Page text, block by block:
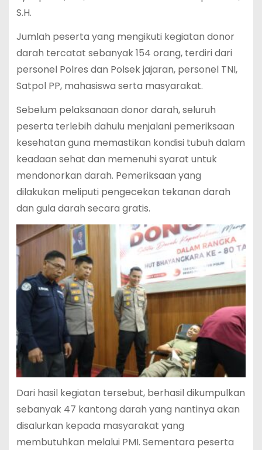
S.H.
Jumlah peserta yang mengikuti kegiatan donor
darah tercatat sebanyak 154 orang, terdiri dari
personel Polres dan Polsek jajaran, personel TNI,
Satpol PP, mahasiswa serta masyarakat.
Sebelum pelaksanaan donor darah, seluruh
peserta terlebih dahulu menjalani pemeriksaan
kesehatan guna memastikan kondisi tubuh dalam
keadaan sehat dan memenuhi syarat untuk
mendonorkan darah. Pemeriksaan yang
dilakukan meliputi pengecekan tekanan darah
dan gula darah secara gratis.
Dari hasil kegiatan tersebut, berhasil dikumpulkan
sebanyak 47 kantong darah yang nantinya akan
disalurkan kepada masyarakat yang
membutuhkan melalui PMI. Sementara peserta